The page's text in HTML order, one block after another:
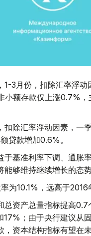
1-3月份，扣除汇率浮动
小额存款仅上涨0.7%
扣除汇率浮动因素，一
贷款增加0.6%。
于基准利率下调、通胀
能够维持继续增长的态势
为10.1%，远高于2016
总资产总量指标提高0.7
17%；由于央行建议从
，资本结构指标有望在